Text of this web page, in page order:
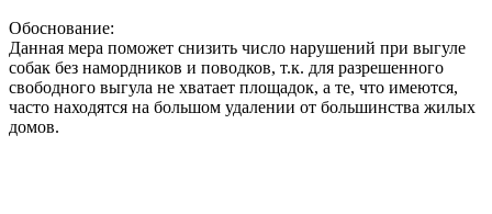
Обоснование:
Данная мера поможет снизить число нарушений при выгуле
собак без намордников и поводков, т.к. для разрешенного
свободного выгула не хватает площадок, а те, что имеются,
часто находятся на большом удалении от большинства жилых
домов.